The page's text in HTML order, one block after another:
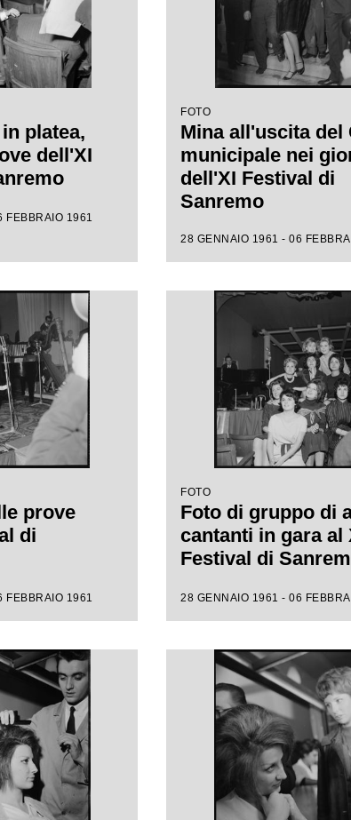
platea,
dell'XI
FEBBRAIO 1961
FOTO
Mina all'uscita del
municipale nei
dell'XI Festival di
Sanremo
28 GENNAIO 1961 - 06
prove
di
FEBBRAIO 1961
FOTO
Foto di gruppo di
cantanti in gara al
Festival di
28 GENNAIO 1961 - 06